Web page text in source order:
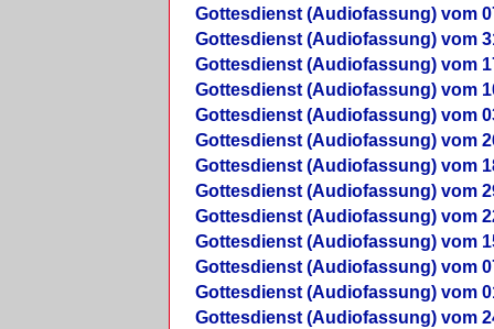
Gottesdienst (Audiofassung) vom
Gottesdienst (Audiofassung) vom
Gottesdienst (Audiofassung) vom
Gottesdienst (Audiofassung) vom
Gottesdienst (Audiofassung) vom
Gottesdienst (Audiofassung) vom
Gottesdienst (Audiofassung) vom
Gottesdienst (Audiofassung) vom
Gottesdienst (Audiofassung) vom
Gottesdienst (Audiofassung) vom
Gottesdienst (Audiofassung) vom
Gottesdienst (Audiofassung) vom
Gottesdienst (Audiofassung) vom